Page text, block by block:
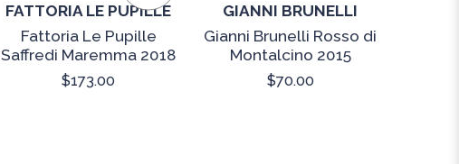
FATTORIA LE PUPILLE
Fattoria Le Pupille
Saffredi Maremma 2018
$173.00
GIANNI BRUNELLI
Gianni Brunelli Rosso di
Montalcino 2015
$70.00